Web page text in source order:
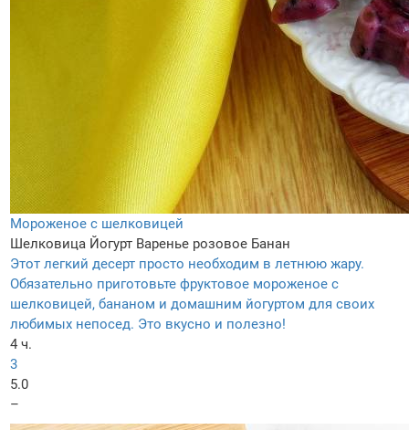
Мороженое с шелковицей
Шелковица Йогурт Варенье розовое Банан
Этот легкий десерт просто необходим в летнюю жару.
Обязательно приготовьте фруктовое мороженое с
шелковицей, бананом и домашним йогуртом для своих
любимых непосед. Это вкусно и полезно!
4 ч.
3
5.0
–